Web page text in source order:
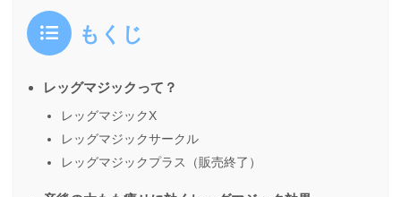
もくじ
レッグマジックって？
レッグマジックX
レッグマジックサークル
レッグマジックプラス（販売終了）